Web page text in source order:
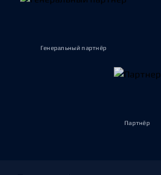
Генеральный партнёр
Партнёр